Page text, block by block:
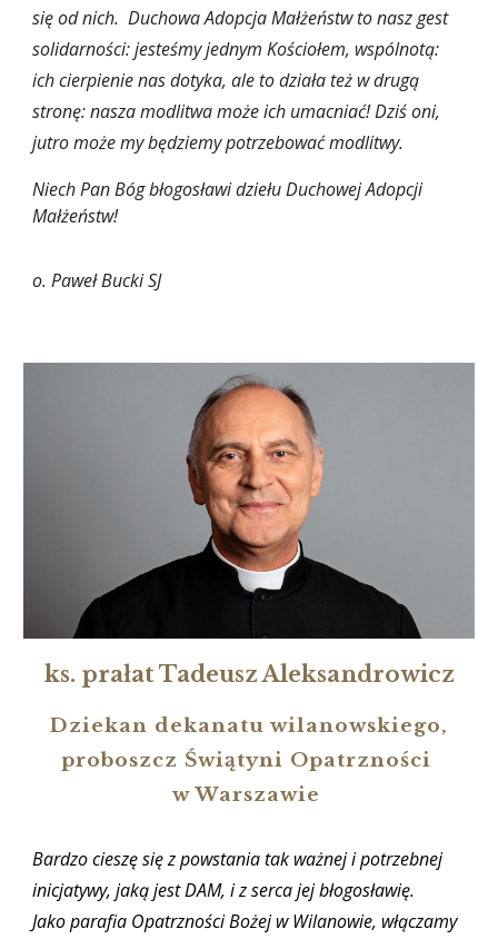
się od nich. Duchowa Adopcja Małżeństw to nasz gest
solidarności: jesteśmy jednymKościołem, wspólnotą:
ich cierpienie nas dotyka, ale to działa też w drugą
stronę: nasza modlitwa może ich umacniać! Dziś oni,
jutro może my będziemy potrzebować modlitwy.
Niech Pan Bóg błogosławi dziełu Duchowej Adopcji
Małżeństw!
o. Paweł Bucki SJ
ks. prałat Tadeusz Aleksandrowicz
Dziekan dekanatu wilanowskiego,
proboszcz Świątyni Opatrzności
w Warszawie
Bardzo cieszę się z powstania tak ważnej i potrzebnej
inicjatywy, jaką jest DAM, i z serca jej błogosławię.
Jako parafia Opatrzności Bożej w Wilanowie, włączamy